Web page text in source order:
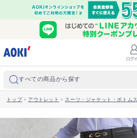
すべての商品から探す
トップ> アウトレット > スーツ・ジャケット・ボトムス